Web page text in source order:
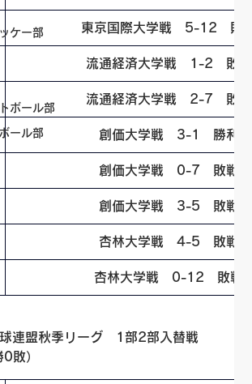
ケー部
ボール部
ール部
東京国際大学戦　5-12　敗
流通経済大学戦　1-2　敗戦
流通経済大学戦　2-7　敗戦
創価大学戦　3-1　勝利
創価大学戦　0-7　敗戦
創価大学戦　3-5　敗戦
杏林大学戦　4-5　敗戦
杏林大学戦　0-12　敗戦
連盟秋季リーグ　1部2部入替戦
敗）